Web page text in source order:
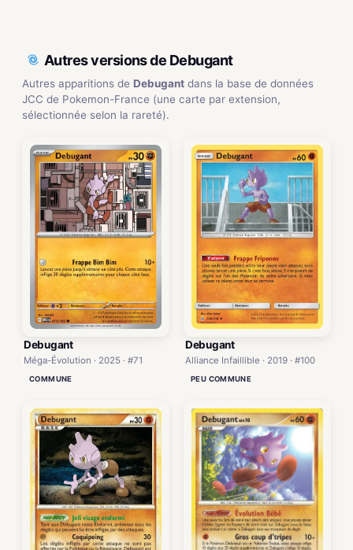
Autres versions de Debugant
Autres apparitions de Debugant dans la base de données
JCC de Pokemon-France (une carte par extension,
sélectionnée selon la rareté).
Debugant
Méga-Évolution · 2025 · #71
COMMUNE
Debugant
Alliance Infaillible · 2019 · #100
PEU COMMUNE